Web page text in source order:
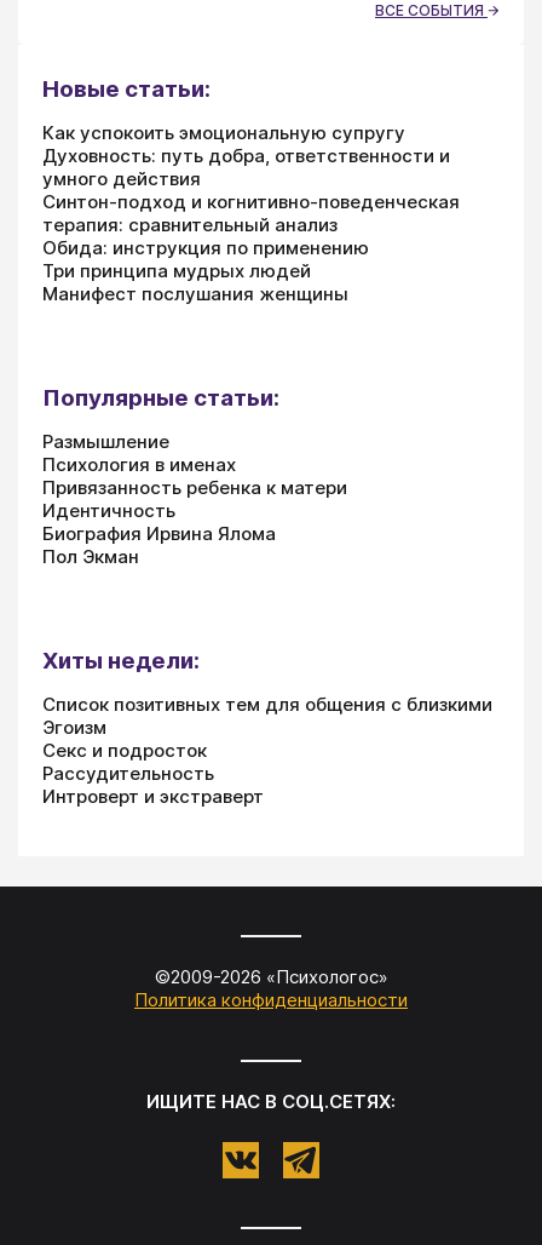
ВСЕ СОБЫТИЯ
Новые статьи:
Как успокоить эмоциональную супругу
Духовность: путь добра, ответственности и
умного действия
Синтон-подход и когнитивно-поведенческая
терапия: сравнительный анализ
Обида: инструкция по применению
Три принципа мудрых людей
Манифест послушания женщины
Популярные статьи:
Размышление
Психология в именах
Привязанность ребенка к матери
Идентичность
Биография Ирвина Ялома
Пол Экман
Хиты недели:
Список позитивных тем для общения с близкими
Эгоизм
Секс и подросток
Рассудительность
Интроверт и экстраверт
©2009-2026 «Психологос»
Политика конфиденциальности
ИЩИТЕ НАС В СОЦ.СЕТЯХ: